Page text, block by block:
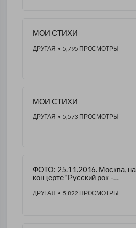
МОИ СТИХИ
ДРУГАЯ • 5,795 ПРОСМОТРЫ
МОИ СТИХИ
ДРУГАЯ • 5,573 ПРОСМОТРЫ
ФОТО: ​25.11.2016. Москва, на
концерте "Русский рок -
Морозова.​
ДРУГАЯ • 5,822 ПРОСМОТРЫ